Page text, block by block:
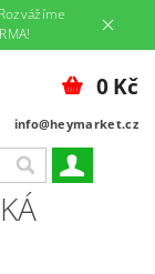
info@heymarket.cz
0 Kč